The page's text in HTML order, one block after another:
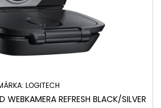
LOGITECH
WEBKAMERA REFRESH BLACK/SILVER